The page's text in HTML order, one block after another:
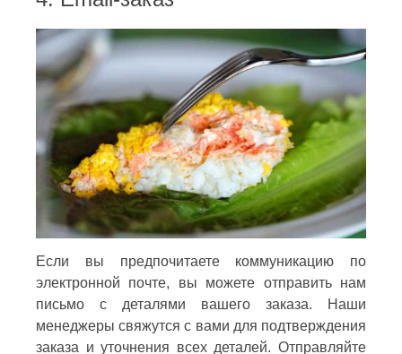
Если вы предпочитаете коммуникацию по
электронной почте, вы можете отправить нам
письмо с деталями вашего заказа. Наши
менеджеры свяжутся с вами для подтверждения
заказа и уточнения всех деталей. Отправляйте